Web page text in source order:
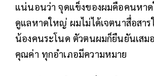
แน่นอนว่า จุดแข็งของผมคือคนหา
ดูแลหาดใหญ่ ผมไม่ได้เจตนาสื่อสา
น้องคนระโนด ตัวตนผมก็ยืนยันเสม
คุณค่า ทุกอำเภอมีความหมาย